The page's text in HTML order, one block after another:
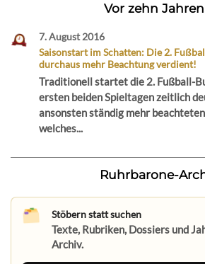
Vor zehn
7. August 2016
Saisonstart im Schatten: Die 2.
durchaus mehr Beachtung verdient!
Traditionell startet die 2. Fußball-
ersten beiden Spieltagen zeitlich
ansonsten ständig mehr
welches...
Ruhrbarone-
Stöbern statt suchen
Texte, Rubriken, Dossiers und
Archiv.